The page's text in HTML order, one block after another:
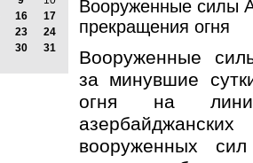
16
17
23
24
30 31
Вооруженные силы
прекращения огня
Вооруженные
за минувшие
огня на линии
вооруженных